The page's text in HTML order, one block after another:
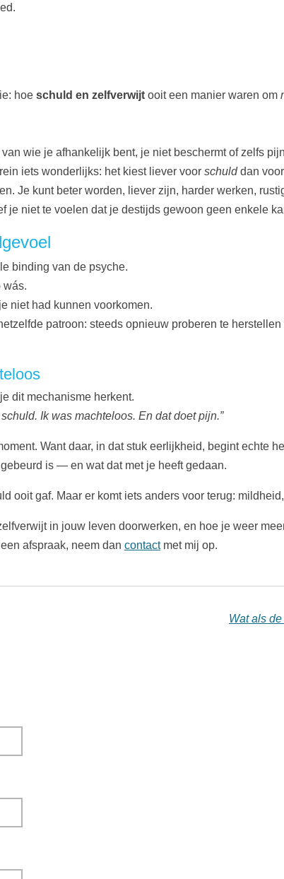
hoe schuld en zelfverwijt ooit een manier waren om
wie je afhankelijk bent, je niet beschermt of zelfs
iets wonderlijks: het kiest liever voor schulddan voor
Je kunt beter worden, liever zijn, harder werken,
je niet te voelen dat je destijds gewoon geen enkele
binding van de psyche.
wás.
niet had kunnen voorkomen.
patroon: steeds opnieuw proberen te
dit mechanisme herkent.
Ik was machteloos. En dat doet pijn.”
Want daar, in dat stuk eerlijkheid, begint echte
is — en wat dat met je heeft gedaan.
ooit gaf. Maar er komt iets anders voor terug:
in jouw leven doorwerken, en hoe je weer
afspraak, neem dan contactmet mij op.
Wat als